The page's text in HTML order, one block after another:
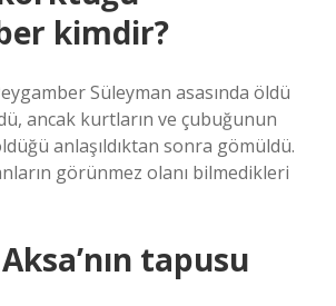
kimdir?
Süleyman asasında öldü
ancak kurtların ve çubuğunun
anlaşıldıktan sonra gömüldü.
görünmez olanı bilmedikleri
tapusu